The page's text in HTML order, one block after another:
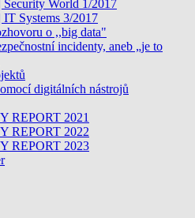
World 1/2017
Systems 3/2017
o ,,big data"
incidenty, aneb „je to
digitálních nástrojů
REPORT 2021
REPORT 2022
REPORT 2023